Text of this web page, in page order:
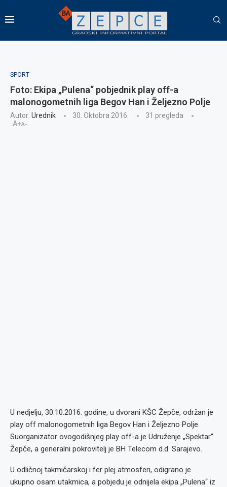
SPORT
Foto: Ekipa „Pulena“ pobjednik play off-a
malonogometnih liga Begov Han i Željezno Polje
Autor: Urednik 30. Oktobra 2016. 31 pregleda
A+A-
U nedjelju, 30.10.2016. godine, u dvorani KŠC Žepče, održan je
play off malonogometnih liga Begov Han i Željezno Polje.
Suorganizator ovogodišnjeg play off-a je Udruženje „Spektar“
Žepče, a generalni pokrovitelj je BH Telecom d.d. Sarajevo.
U odličnoj takmičarskoj i fer plej atmosferi, odigrano je
ukupno osam utakmica, a pobjedu je odnijela ekipa „Pulena“ iz